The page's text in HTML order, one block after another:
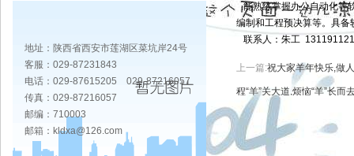
地址：陕西省西安市莲湖区菜坑岸24号
客服：029-87231843
电话：029-87615205 029-87216057
传真：029-87216057
邮编：710003
邮箱： kldxa@126.com
能熟练掌握办公自动化等
编制和工程预决算等。具
联系人：朱工
上一篇:祝大家羊年快乐,做
程“羊”关大道,烦恼“羊”长而